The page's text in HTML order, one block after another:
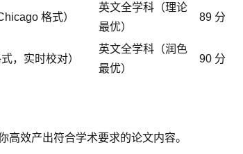
格式）
英文全学科（理论
最优）
89 分
实时校对）
英文全学科（润色
最优）
90 分
高效产出符合学术要求的论文内容。